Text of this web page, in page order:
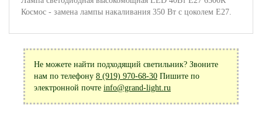
Космос - замена лампы накаливания 350 Вт с цоколем Е27.
Не можете найти подходящий светильник? Звоните
нам по телефону 8 (919) 970-68-30 Пишите по
электронной почте info@grand-light.ru